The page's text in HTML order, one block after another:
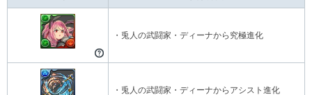
・兎人の武闘家・ディーナから究極進化
・兎人の武闘家・ディーナからアシスト進化